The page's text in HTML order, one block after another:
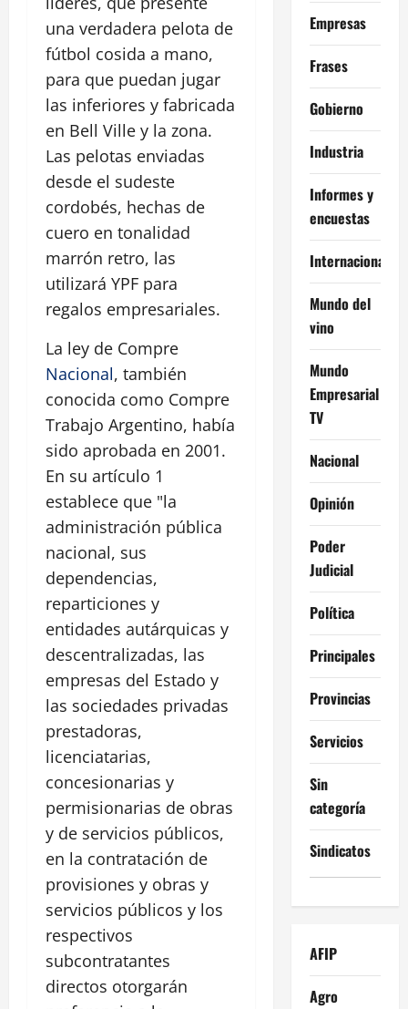
una verdadera pelota de
fútbol cosida a mano,
para que puedan jugar
las inferiores y fabricada
en Bell Ville y la zona.
Las pelotas enviadas
desde el sudeste
cordobés, hechas de
cuero en tonalidad
marrón retro, las
utilizará YPF para
regalos empresariales.
La ley de Compre
Nacional, también
conocida como Compre
Trabajo Argentino, había
sido aprobada en 2001.
En su artículo 1
establece que "la
administración pública
nacional, sus
dependencias,
reparticiones y
entidades autárquicas y
descentralizadas, las
empresas del Estado y
las sociedades privadas
prestadoras,
licenciatarias,
concesionarias y
permisionarias de obras
y de servicios públicos,
en la contratación de
provisiones y obras y
servicios públicos y los
respectivos
subcontratantes
directos otorgarán
Empresas
Frases
Gobierno
Industria
Informes y
encuestas
Internacional
Mundo del
vino
Mundo
Empresarial
TV
Nacional
Opinión
Poder
Judicial
Política
Principales
Provincias
Servicios
Sin
categoría
Sindicatos
AFIP
Agro